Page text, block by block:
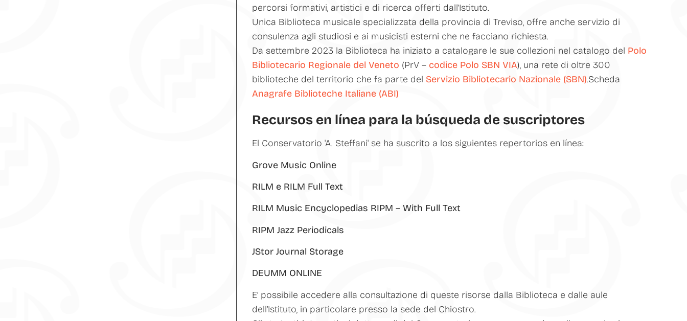
percorsi formativi, artistici e di ricerca offerti dall’Istituto.
Unica Biblioteca musicale specializzata della provincia di Treviso, offre anche servizio di
consulenza agli studiosi e ai musicisti esterni che ne facciano richiesta.
Da settembre 2023 la Biblioteca ha iniziato a catalogare le sue collezioni nel catalogo del Polo
Bibliotecario Regionale del Veneto (PrV – codice Polo SBN VIA), una rete di oltre 300
biblioteche del territorio che fa parte del Servizio Bibliotecario Nazionale (SBN).Scheda
Anagrafe Biblioteche Italiane (ABI)
Recursos en línea para la búsqueda de suscriptores
El Conservatorio 'A. Steffani' se ha suscrito a los siguientes repertorios en línea:
Grove Music Online
RILM e RILM Full Text
RILM Music Encyclopedias RIPM – With Full Text
RIPM Jazz Periodicals
JStor Journal Storage
DEUMM ONLINE
E’ possibile accedere alla consultazione di queste risorse dalla Biblioteca e dalle aule
dell’Istituto, in particolare presso la sede del Chiostro.